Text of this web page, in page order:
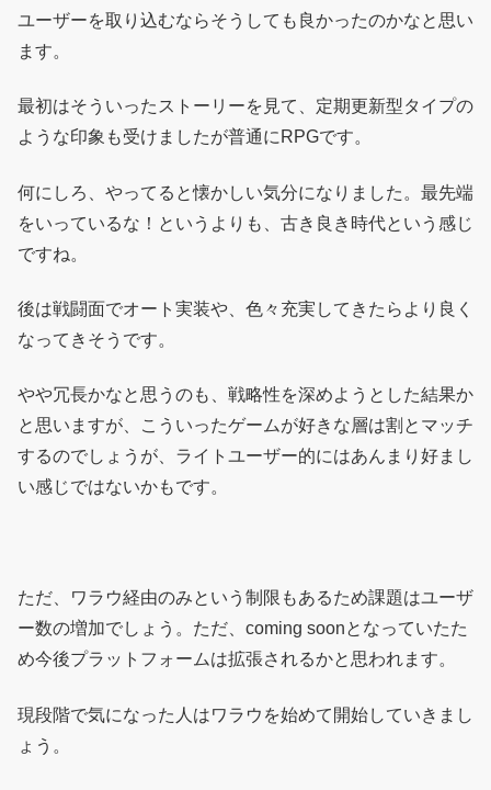
ユーザーを取り込むならそうしても良かったのかなと思い
ます。
最初はそういったストーリーを見て、定期更新型タイプの
ような印象も受けましたが普通にRPGです。
何にしろ、やってると懐かしい気分になりました。最先端
をいっているな！というよりも、古き良き時代という感じ
ですね。
後は戦闘面でオート実装や、色々充実してきたらより良く
なってきそうです。
やや冗長かなと思うのも、戦略性を深めようとした結果か
と思いますが、こういったゲームが好きな層は割とマッチ
するのでしょうが、ライトユーザー的にはあんまり好まし
い感じではないかもです。
ただ、ワラウ経由のみという制限もあるため課題はユーザ
ー数の増加でしょう。ただ、coming soonとなっていたた
め今後プラットフォームは拡張されるかと思われます。
現段階で気になった人はワラウを始めて開始していきまし
ょう。